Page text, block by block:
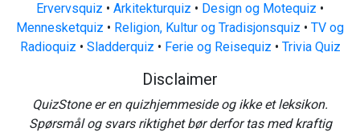
Ervervsquiz • Arkitekturquiz • Design og Motequiz •
Mennesketquiz • Religion, Kultur og Tradisjonsquiz • TV og
Radioquiz • Sladderquiz • Ferie og Reisequiz • Trivia Quiz
Disclaimer
QuizStone er en quizhjemmeside og ikke et leksikon.
Spørsmål og svars riktighet bør derfor tas med kraftig